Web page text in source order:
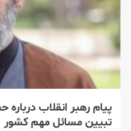
پیام رهبر انقلاب
تبیین مسائل مهم کشور